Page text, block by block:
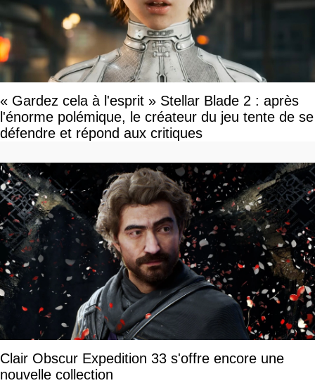
« Gardez cela à l'esprit » Stellar Blade 2 : après
l'énorme polémique, le créateur du jeu tente de se
défendre et répond aux critiques
Clair Obscur Expedition 33 s'offre encore une
nouvelle collection